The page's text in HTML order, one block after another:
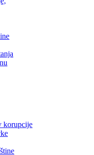
korupcije